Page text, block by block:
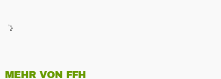
MEHR VON FFH